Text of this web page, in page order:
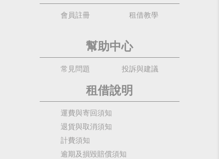
會員註冊 租借教學
幫助中心
常見問題 投訴與建議
租借說明
運費與寄回須知
退貨與取消須知
計費須知
逾期及損毀賠償須知